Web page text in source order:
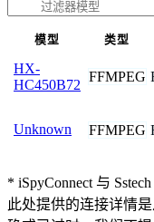
模型 类型
HX-
HC450B72
FFMPEG
Unknown FFMPEG
* iSpyConnect 与
此处提供的连接详情